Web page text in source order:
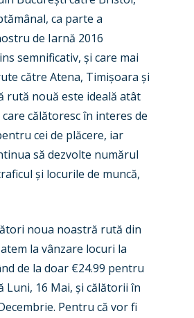
ca parte a
de Iarnă 2016
semnificativ, și care mai
către Atena, Timișoara și
rută nouă este ideală atât
călătoresc în interes de
cei de plăcere, iar
să dezvolte numărul
și locurile de muncă,
noua noastră rută din
la vânzare locuri la
de la doar €24.99 pentru
Luni, 16 Mai, și călătorii în
Pentru că vor fi